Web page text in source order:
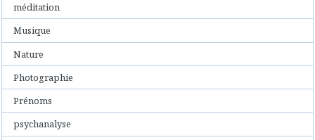
méditation
Musique
Nature
Photographie
Prénoms
psychanalyse